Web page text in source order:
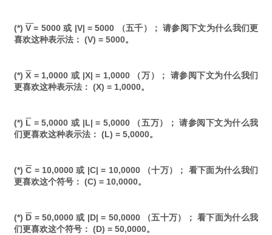
(*)V= 5000 或 |V| = 5000 （五千）； 请参阅下文为什么我们更
喜欢这种表示法： (V) = 5000。
(*)X = 1,0000 或 |X| = 1,0000 （万）； 请参阅下文为什么我们
更喜欢这种表示法： (X) = 1,0000。
(*) L = 5,0000 或 |L| = 5,0000 （五万）； 请参阅下文为什么我
们更喜欢这种表示法： (L) = 5,0000。
(*)C = 10,0000 或 |C| = 10,0000 （十万）； 看下面为什么我们
更喜欢这个符号： (C) = 10,0000。
(*) D = 50,0000 或 |D| = 50,0000 （五十万）； 看下面为什么我
们更喜欢这个符号： (D) = 50,0000。